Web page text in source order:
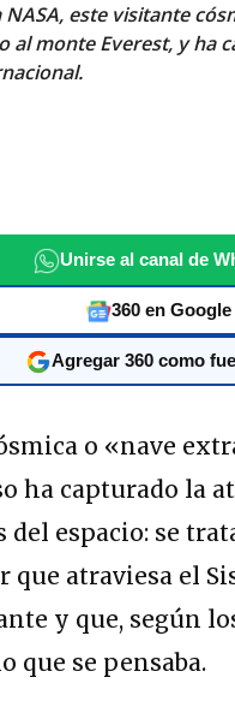
este visitante
al monte Everest, y ha
Unirse al canal de
360 en
Agregar 360 como
o «nave
ha capturado la
del espacio: se
que atraviesa el
y que, según
que se pensaba.